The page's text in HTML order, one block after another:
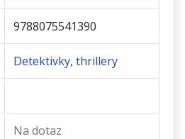
9788075541390
Detektivky, thrillery
Na dotaz